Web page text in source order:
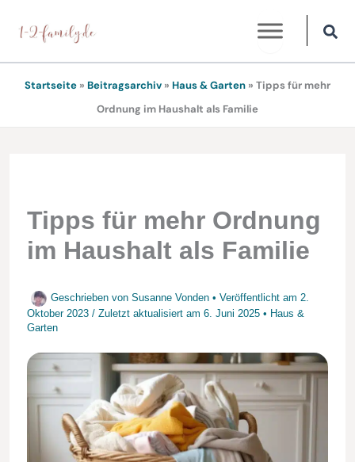
Inhalt
springen
Startseite » Beitragsarchiv » Haus & Garten » Tipps für mehr
Ordnung im Haushalt als Familie
Tipps für mehr Ordnung
im Haushalt als Familie
Geschrieben von Susanne Vonden • Veröffentlicht am 2.
Oktober 2023 / Zuletzt aktualisiert am 6. Juni 2025• Haus &
Garten